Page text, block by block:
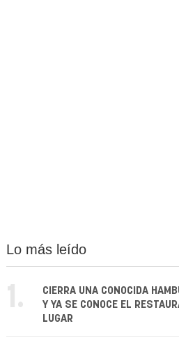
Lo más leído
1.
CIERRA UNA CONOCIDA
Y YA SE CONOCE EL
LUGAR